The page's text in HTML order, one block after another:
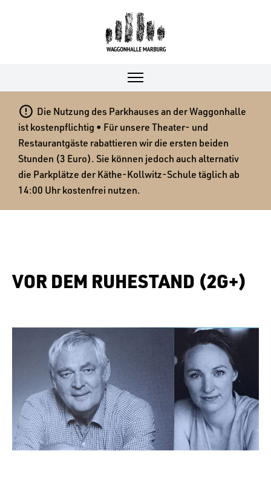
 Die Nutzung des Parkhauses an der Waggonhalle
ist kostenpflichtig • Für unsere Theater- und
Restaurantgäste rabattieren wir die ersten beiden
Stunden (3 Euro). Sie können jedoch auch alternativ
die Parkplätze der Käthe-Kollwitz-Schule täglich ab
14:00 Uhr kostenfrei nutzen.
VOR DEM RUHESTAND (2G+)